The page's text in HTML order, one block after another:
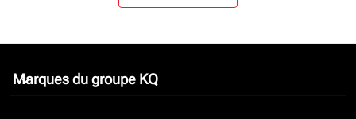
Marques du groupe KQ
keyboard_arrow_down